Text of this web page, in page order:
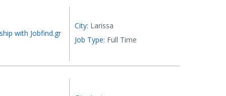
with Jobfind.gr
City: Larissa
Job Type: Full Time